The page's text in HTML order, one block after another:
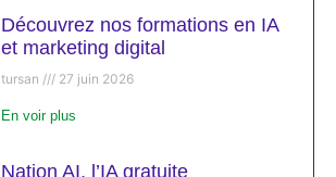
Découvrez nos formations en IA
et marketing digital
tursan 27 juin 2026
En voir plus
Nation AI, l’IA gratuite